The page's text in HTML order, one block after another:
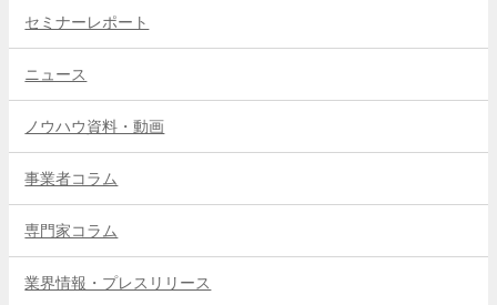
セミナーレポート
ニュース
ノウハウ資料・動画
事業者コラム
専門家コラム
業界情報・プレスリリース